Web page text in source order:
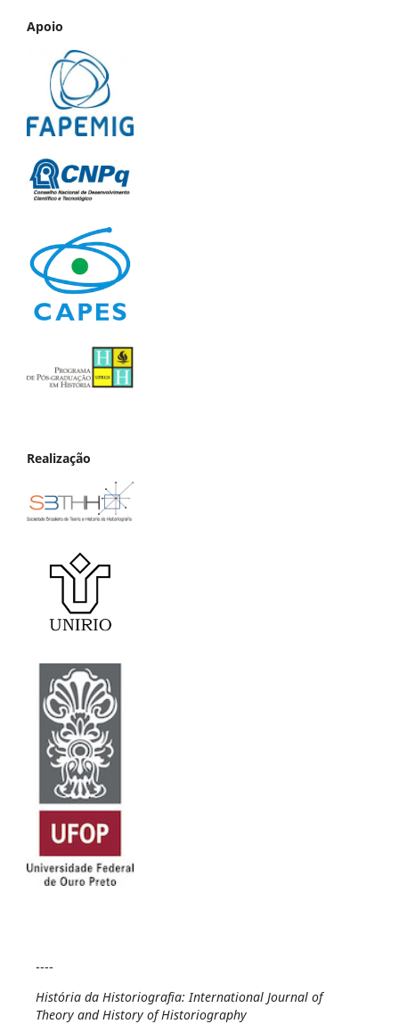
Apoio
Realização
----
História da Historiografia: International Journal of
Theory and History of Historiography